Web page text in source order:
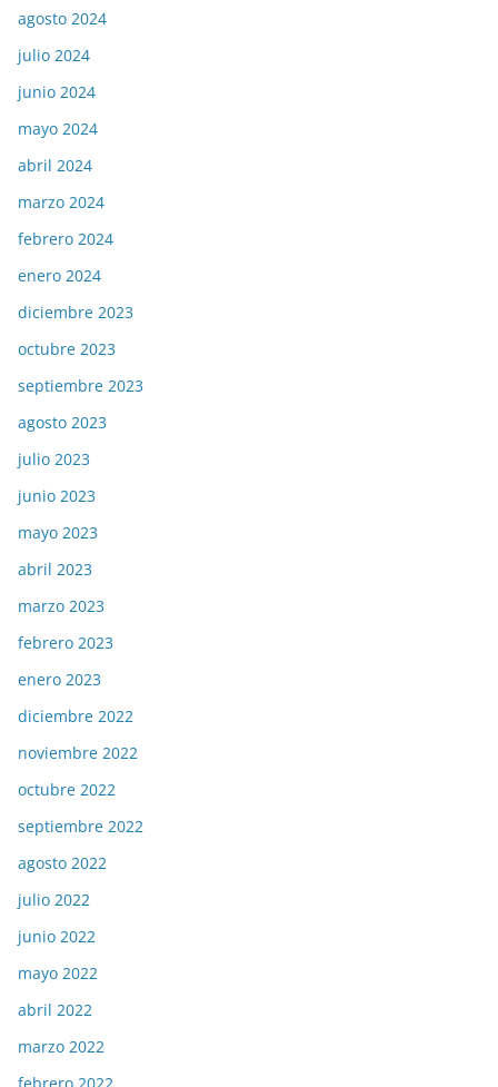
agosto 2024
julio 2024
junio 2024
mayo 2024
abril 2024
marzo 2024
febrero 2024
enero 2024
diciembre 2023
octubre 2023
septiembre 2023
agosto 2023
julio 2023
junio 2023
mayo 2023
abril 2023
marzo 2023
febrero 2023
enero 2023
diciembre 2022
noviembre 2022
octubre 2022
septiembre 2022
agosto 2022
julio 2022
junio 2022
mayo 2022
abril 2022
marzo 2022